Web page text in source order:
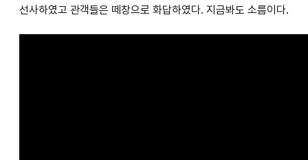
선사하였고 관객들은 떼창으로 화답하였다. 지금봐도 소름이다.